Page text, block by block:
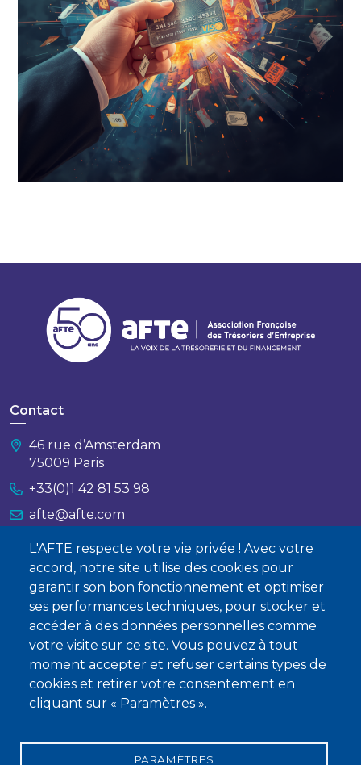
L'AFTE respecte votre vie privée ! Avec votre
accord, notre site utilise des cookies pour
garantir son bon fonctionnement et optimiser
ses performances techniques, pour stocker et
accéder à des données personnelles comme
votre visite sur ce site. Vous pouvez à tout
moment accepter et refuser certains types de
cookies et retirer votre consentement en
cliquant sur « Paramètres ».
PARAMÈTRES
Contact
46 rue d’Amsterdam
75009 Paris
+33(0)1 42 81 53 98
afte@afte.com
Nous contacter
À propos
Qui sommes-nous ?
Devenir membre